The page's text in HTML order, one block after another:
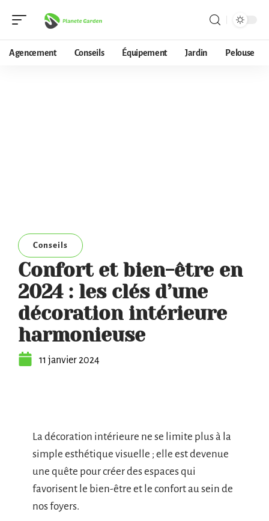
Agencement Conseils Équipement Jardin Pelouse
Conseils
Confort et bien-être en
2024 : les clés d’une
décoration intérieure
harmonieuse
11 janvier 2024
La décoration intérieure ne se limite plus à la
simple esthétique visuelle ; elle est devenue
une quête pour créer des espaces qui
favorisent le bien-être et le confort au sein de
nos foyers.